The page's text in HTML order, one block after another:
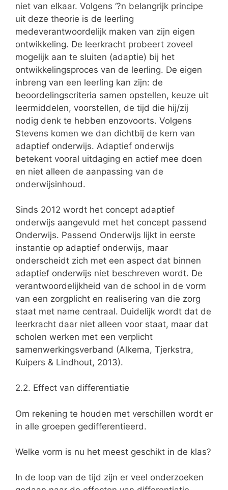
niet van elkaar. Volgens ‘?n belangrijk principe
uit deze theorie is de leerling
medeverantwoordelijk maken van zijn eigen
ontwikkeling. De leerkracht probeert zoveel
mogelijk aan te sluiten (adaptie) bij het
ontwikkelingsproces van de leerling. De eigen
inbreng van een leerling kan zijn: de
beoordelingscriteria samen opstellen, keuze uit
leermiddelen, voorstellen, de tijd die hij/zij
nodig denk te hebben enzovoorts. Volgens
Stevens komen we dan dichtbij de kern van
adaptief onderwijs. Adaptief onderwijs
betekent vooral uitdaging en actief mee doen
en niet alleen de aanpassing van de
onderwijsinhoud.
Sinds 2012 wordt het concept adaptief
onderwijs aangevuld met het concept passend
Onderwijs. Passend Onderwijs lijkt in eerste
instantie op adaptief onderwijs, maar
onderscheidt zich met een aspect dat binnen
adaptief onderwijs niet beschreven wordt. De
verantwoordelijkheid van de school in de vorm
van een zorgplicht en realisering van die zorg
staat met name centraal. Duidelijk wordt dat de
leerkracht daar niet alleen voor staat, maar dat
scholen werken met een verplicht
samenwerkingsverband (Alkema, Tjerkstra,
Kuipers & Lindhout, 2013).
2.2. Effect van differentiatie
Om rekening te houden met verschillen wordt er
in alle groepen gedifferentieerd.
Welke vorm is nu het meest geschikt in de klas?
In de loop van de tijd zijn er veel onderzoeken